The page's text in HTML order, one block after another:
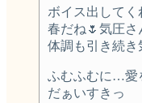
ボイス出して
春だね🌷気圧
体調も引き続き
ふむふむに…愛
だぁいすきっ